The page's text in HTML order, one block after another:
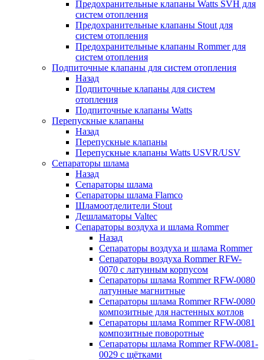
Предохранительные клапаны Watts SVH для
систем отопления
Предохранительные клапаны Stout для
систем отопления
Предохранительные клапаны Rommer для
систем отопления
Подпиточные клапаны для систем отопления
Назад
Подпиточные клапаны для систем
отопления
Подпиточные клапаны Watts
Перепускные клапаны
Назад
Перепускные клапаны
Перепускные клапаны Watts USVR/USV
Сепараторы шлама
Назад
Сепараторы шлама
Сепараторы шлама Flamco
Шламоотделители Stout
Дешламаторы Valtec
Сепараторы воздуха и шлама Rommer
Назад
Сепараторы воздуха и шлама Rommer
Сепараторы воздуха Rommer RFW-
0070 с латунным корпусом
Сепараторы шлама Rommer RFW-0080
латунные магнитные
Сепараторы шлама Rommer RFW-0080
композитные для настенных котлов
Сепараторы шлама Rommer RFW-0081
композитные поворотные
Сепараторы шлама Rommer RFW-0081-
0029 с щётками